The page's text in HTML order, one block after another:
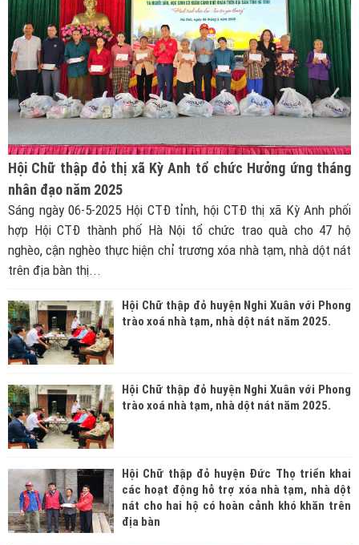
Hội Chữ thập đỏ thị xã Kỳ Anh tổ chức Hưởng ứng tháng
nhân đạo năm 2025
Sáng ngày 06-5-2025 Hội CTĐ tỉnh, hội CTĐ thị xã Kỳ Anh phối
hợp Hội CTĐ thành phố Hà Nội tổ chức trao quà cho 47 hộ
nghèo, cận nghèo thực hiện chỉ trương xóa nhà tạm, nhà dột nát
trên địa bàn thị...
Hội Chữ thập đỏ huyện Nghi Xuân với Phong
trào xoá nhà tạm, nhà dột nát năm 2025.
Hội Chữ thập đỏ huyện Nghi Xuân với Phong
trào xoá nhà tạm, nhà dột nát năm 2025.
Hội Chữ thập đỏ huyện Đức Thọ triển khai
các hoạt động hỗ trợ xóa nhà tạm, nhà dột
nát cho hai hộ có hoàn cảnh khó khăn trên
địa bàn